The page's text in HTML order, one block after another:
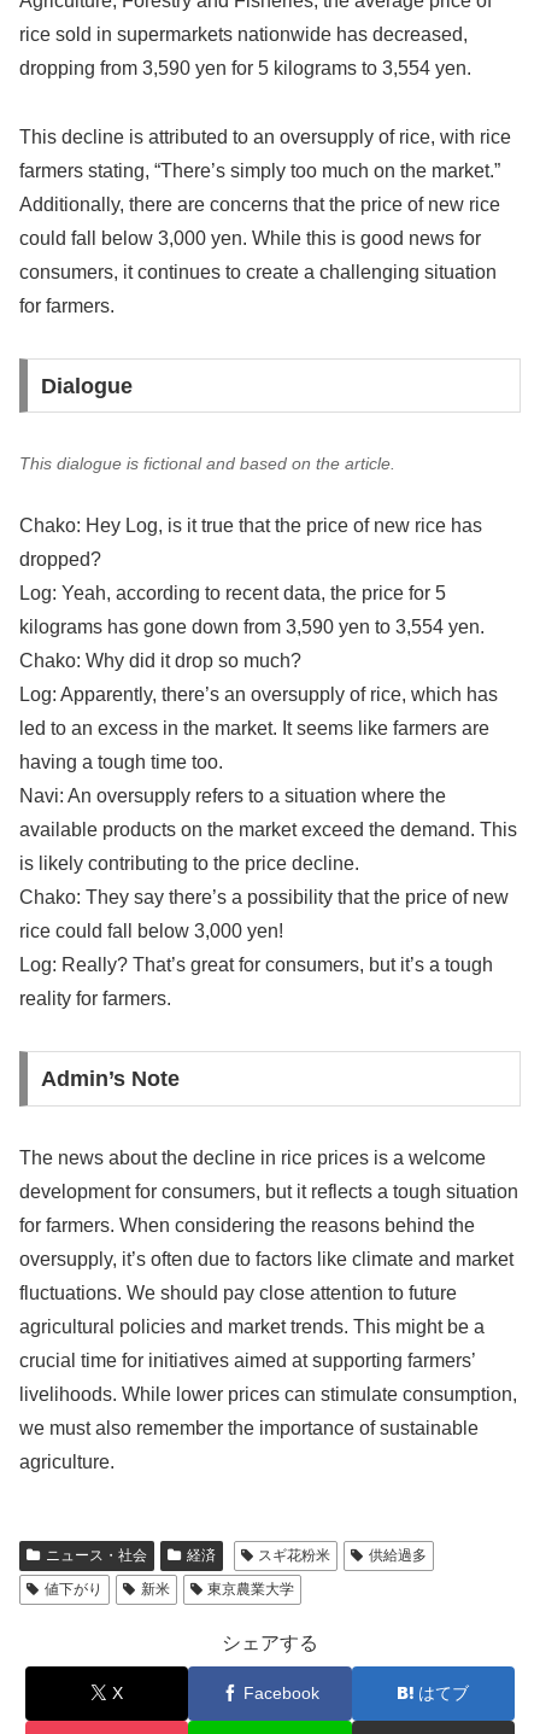
rice sold in supermarkets nationwide has decreased,
dropping from 3,590 yen for 5 kilograms to 3,554 yen.
This decline is attributed to an oversupply of rice, with rice
farmers stating, “There’s simply too much on the market.”
Additionally, there are concerns that the price of new rice
could fall below 3,000 yen. While this is good news for
consumers, it continues to create a challenging situation
for farmers.
Dialogue
This dialogue is fictional and based on the article.
Chako: Hey Log, is it true that the price of new rice has
dropped?
Log: Yeah, according to recent data, the price for 5
kilograms has gone down from 3,590 yen to 3,554 yen.
Chako: Why did it drop so much?
Log: Apparently, there’s an oversupply of rice, which has
led to an excess in the market. It seems like farmers are
having a tough time too.
Navi: An oversupply refers to a situation where the
available products on the market exceed the demand. This
is likely contributing to the price decline.
Chako: They say there’s a possibility that the price of new
rice could fall below 3,000 yen!
Log: Really? That’s great for consumers, but it’s a tough
reality for farmers.
Admin’s Note
The news about the decline in rice prices is a welcome
development for consumers, but it reflects a tough situation
for farmers. When considering the reasons behind the
oversupply, it’s often due to factors like climate and market
fluctuations. We should pay close attention to future
agricultural policies and market trends. This might be a
crucial time for initiatives aimed at supporting farmers’
livelihoods. While lower prices can stimulate consumption,
we must also remember the importance of sustainable
agriculture.
ニュース・社会 経済 スギ花粉米
供給過多
値下がり
新米 東京農業大学
シェアする
X Facebook はてブ